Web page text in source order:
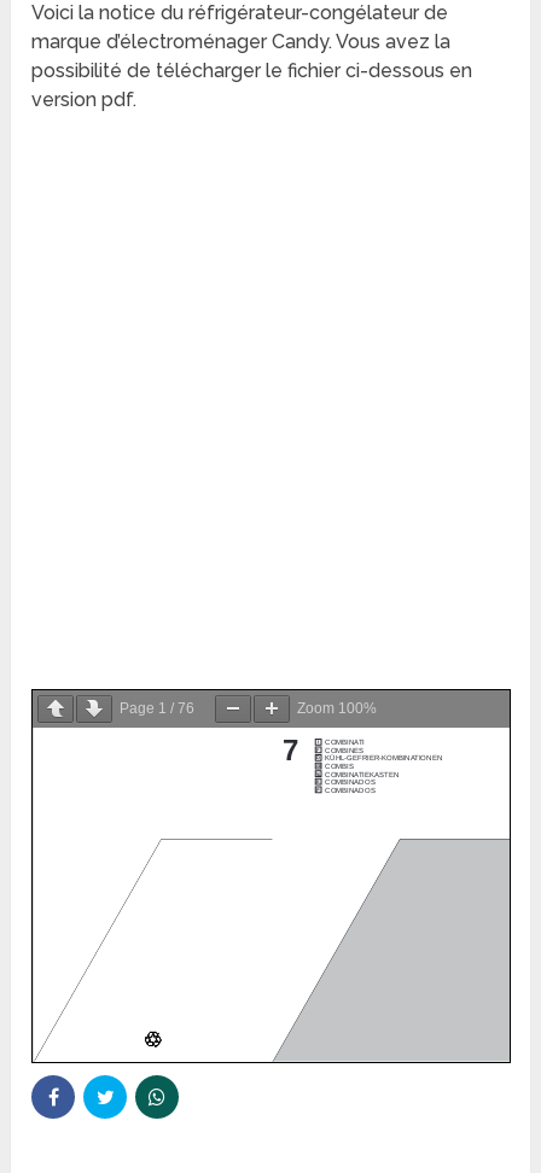
Voici la notice du réfrigérateur-congélateur de
marque d’électroménager Candy. Vous avez la
possibilité de télécharger le fichier ci-dessous en
version pdf.
Page 1 /76 Zoom 100%